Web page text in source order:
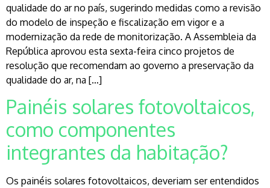
qualidade do ar no país, sugerindo medidas como a revisão
do modelo de inspeção e fiscalização em vigor e a
modernização da rede de monitorização. A Assembleia da
República aprovou esta sexta-feira cinco projetos de
resolução que recomendam ao governo a preservação da
qualidade do ar, na […]
Painéis solares fotovoltaicos,
como componentes
integrantes da habitação?
Os painéis solares fotovoltaicos, deveriam ser entendidos